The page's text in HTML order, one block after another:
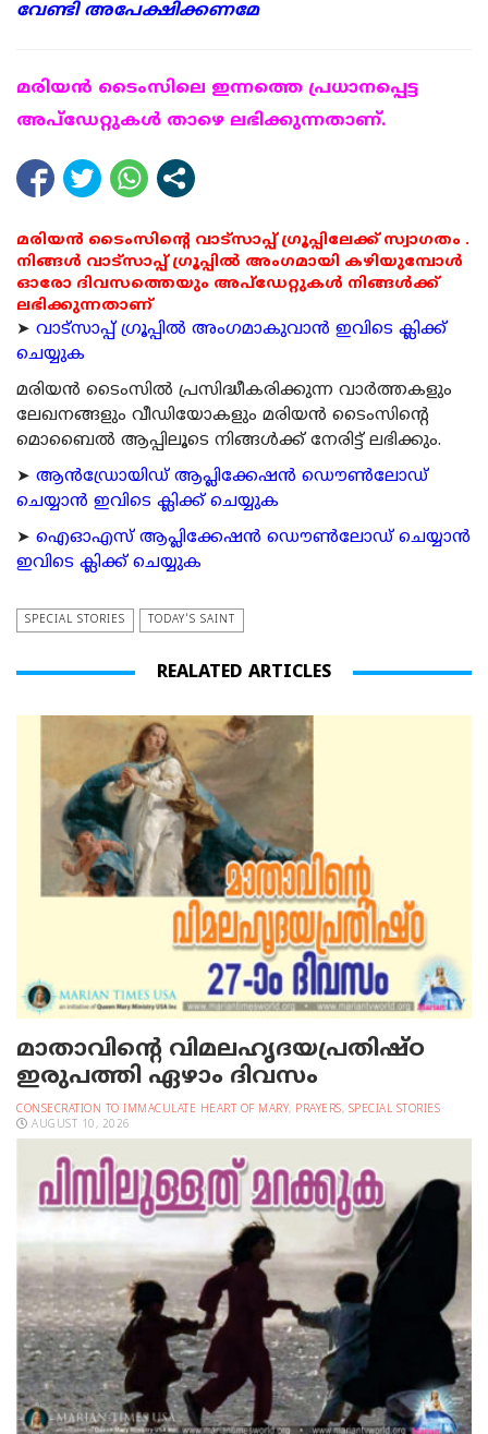
വേണ്ടി അപേക്ഷിക്കണമേ
മരിയന്‍ ടൈംസിലെ ഇന്നത്തെ പ്രധാനപ്പെട്ട
അപ്ഡേറ്റുകള്‍ താഴെ ലഭിക്കുന്നതാണ്.
മരിയൻ ടൈംസിന്റെ വാട്സാപ്പ് ഗ്രൂപ്പിലേക്ക് സ്വാഗതം .
നിങ്ങൾ വാട്സാപ്പ് ഗ്രൂപ്പിൽ അംഗമായി കഴിയുമ്പോൾ
ഓരോ ദിവസത്തെയും അപ്ഡേറ്റുകൾ നിങ്ങൾക്ക്
ലഭിക്കുന്നതാണ്
➤ വാട്സാപ്പ് ഗ്രൂപ്പിൽ അംഗമാകുവാൻ ഇവിടെ ക്ലിക്ക്
ചെയ്യുക
മരിയന്‍ ടൈംസില്‍ പ്രസിദ്ധീകരിക്കുന്ന വാര്‍ത്തകളും
ലേഖനങ്ങളും വീഡിയോകളും മരിയന്‍ ടൈംസിന്റെ
മൊബൈല്‍ ആപ്പിലൂടെ നിങ്ങള്‍ക്ക് നേരിട്ട് ലഭിക്കും.
➤ ആന്‍ഡ്രോയിഡ് ആപ്ലിക്കേഷന്‍ ഡൌണ്‍ലോഡ്
ചെയ്യാന്‍ ഇവിടെ ക്ലിക്ക് ചെയ്യുക
➤ ഐഓഎസ് ആപ്ലിക്കേഷന്‍ ഡൌണ്‍ലോഡ് ചെയ്യാന്‍
ഇവിടെ ക്ലിക്ക് ചെയ്യുക
SPECIAL STORIES TODAY'S SAINT
REALATED ARTICLES
മാതാവിന്റെ വിമലഹൃദയപ്രതിഷ്ഠ
ഇരുപത്തി ഏഴാം ദിവസം
CONSECRATION TO IMMACULATE HEART OF MARY, PRAYERS, SPECIAL STORIES
AUGUST 10, 2026